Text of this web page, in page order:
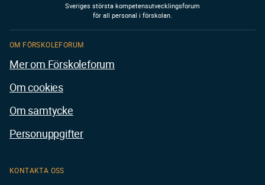
Sveriges största kompetensutvecklingsforum
för all personal i förskolan.
KONTAKTA OSS
OM FÖRSKOLEFORUM
Mer om Förskoleforum
Om cookies
Om samtycke
Personuppgifter